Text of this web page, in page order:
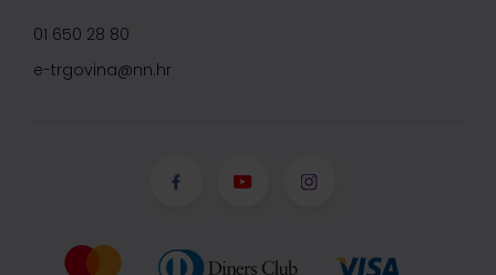
01 650 28 80
e-trgovina@nn.hr